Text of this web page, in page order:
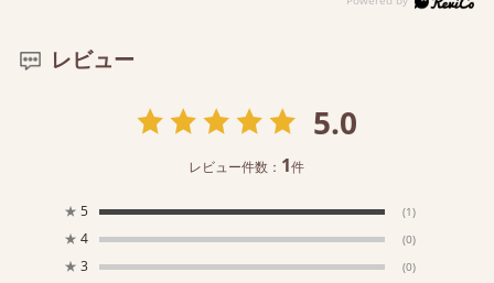
レビュー
5.0
レビュー件数： 1件
★ 5 (1)
★ 4 (0)
★ 3 (0)